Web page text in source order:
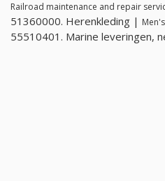
Railroad maintenance and repair
51360000. Herenkleding |
55510401. Marine leveringen,